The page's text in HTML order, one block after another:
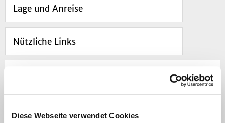
Diese Webseite verwendet Cookies
Lage und Anreise
Nützliche Links